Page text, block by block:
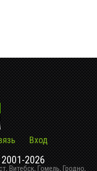
Вход
2026
Витебск, Гомель, Гродно,